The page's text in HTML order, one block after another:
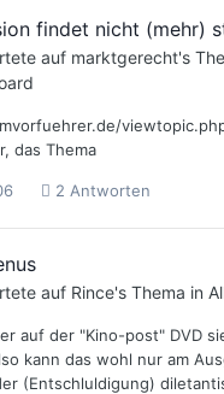
findet nicht (mehr)
auf marktgerecht's
das Thema
2 Antworten
auf Rince's Thema in
auf der "Kino-post" DVD
kann das wohl nur am
(Entschluldigung)